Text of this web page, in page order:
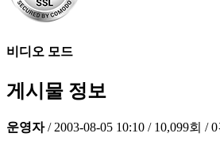
비디오 모드
게시물 정보
운영자 / 2003-08-05 10:10 / 10,099회 / 0